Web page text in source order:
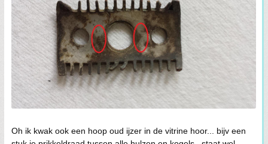
Oh ik kwak ook een hoop oud ijzer in de vitrine hoor... bijv een